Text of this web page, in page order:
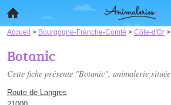
Accueil > Bourgogne-Franche-Comté > Côte-d'Or >
Botanic
Cette fiche présente "Botanic", animalerie située
Route de Langres